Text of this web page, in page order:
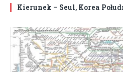
Kierunek – Seul, Korea